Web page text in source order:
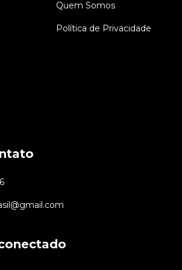
Quem Somos
Política de Privacidade